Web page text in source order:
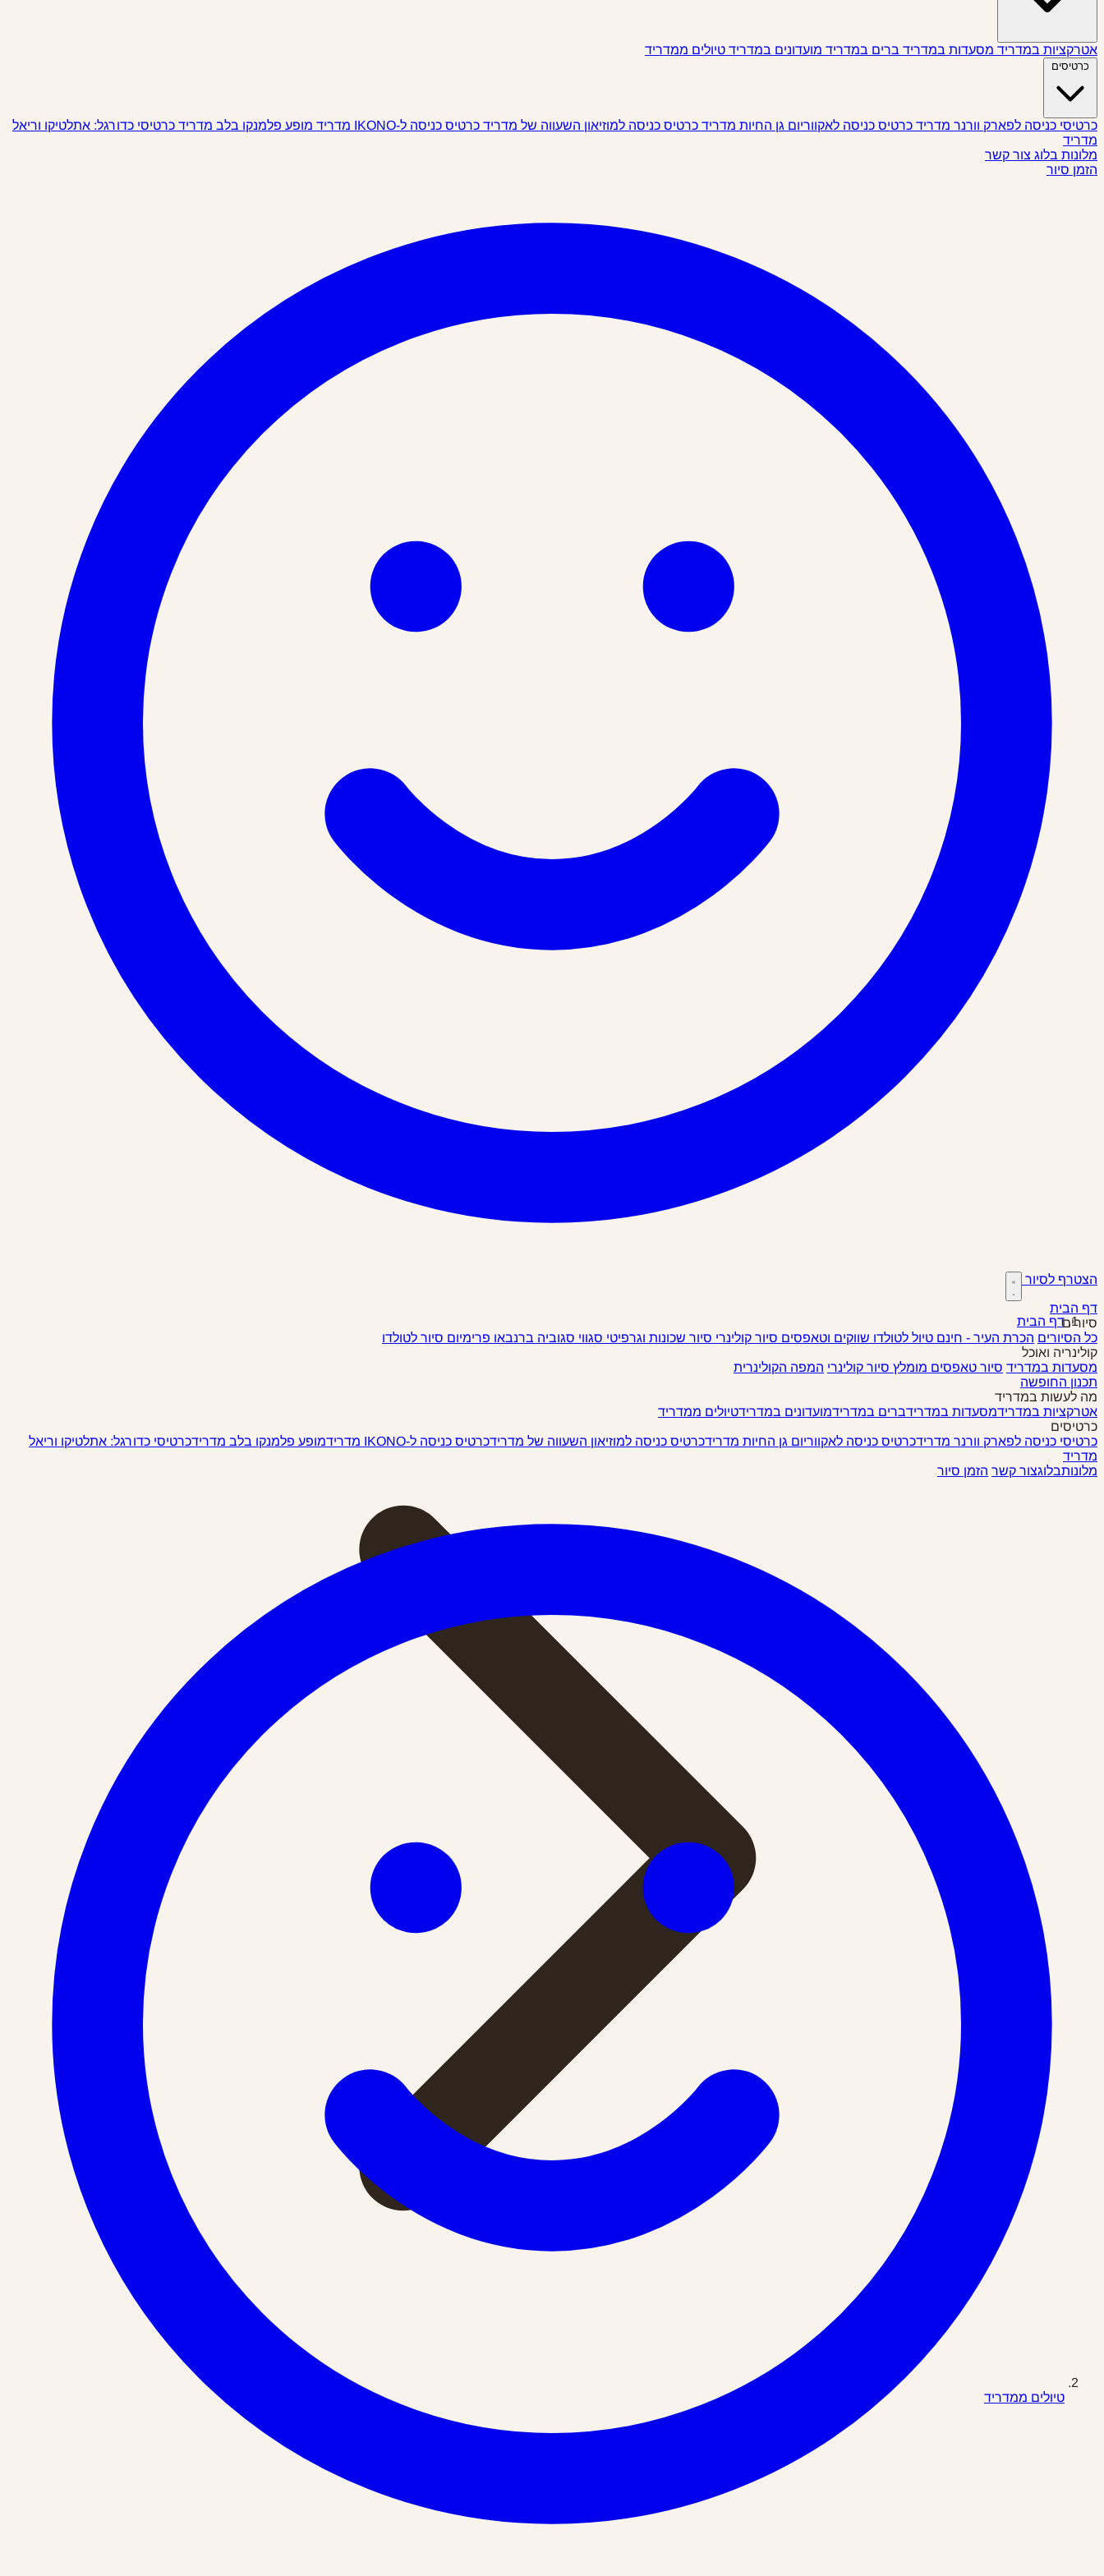
אטרקציות במדריד מסעדות במדריד ברים במדריד מועדונים במדריד טיולים ממדריד
כרטיסים
כרטיסי כניסה לפארק וורנר מדריד כרטיס כניסה לאקווריום גן החיות מדריד כרטיס כניסה למוזיאון השעווה של מדריד כרטיס כניסה ל-IKONO מדריד מופע פלמנקו בלב מדריד כרטיסי כדורגל: אתלטיקו וריאל
מדריד
מלונות בלוג צור קשר
הזמן סיור
הצטרף לסיור
דף הבית
סיורים
כל הסיורים הכרת העיר - חינם טיול לטולדו שווקים וטאפסים סיור קולינרי סיור שכונות וגרפיטי סגווי סגוביה ברנבאו פרימיום סיור לטולדו
קולינריה ואוכל
מסעדות במדריד סיור טאפסים מומלץ סיור קולינרי המפה הקולינרית
תכנון החופשה
מה לעשות במדריד
אטרקציות במדרידמסעדות במדרידברים במדרידמועדונים במדרידטיולים ממדריד
כרטיסים
כרטיסי כניסה לפארק וורנר מדרידכרטיס כניסה לאקווריום גן החיות מדרידכרטיס כניסה למוזיאון השעווה של מדרידכרטיס כניסה ל-IKONO מדריד מופע פלמנקו בלב מדרידכרטיסי כדורגל: אתלטיקו וריאל
מדריד
מלונותבלוגצור קשר הזמן סיור
דף הבית
טיולים ממדריד